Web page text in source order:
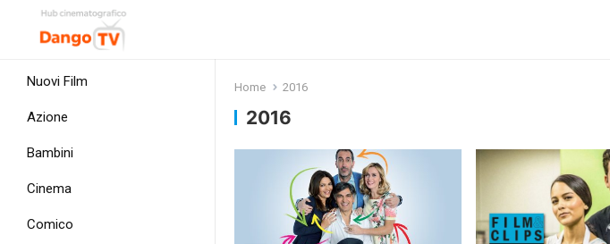
Nuovi Film
Azione
Bambini
Cinema
Comico
Home 2016
2016